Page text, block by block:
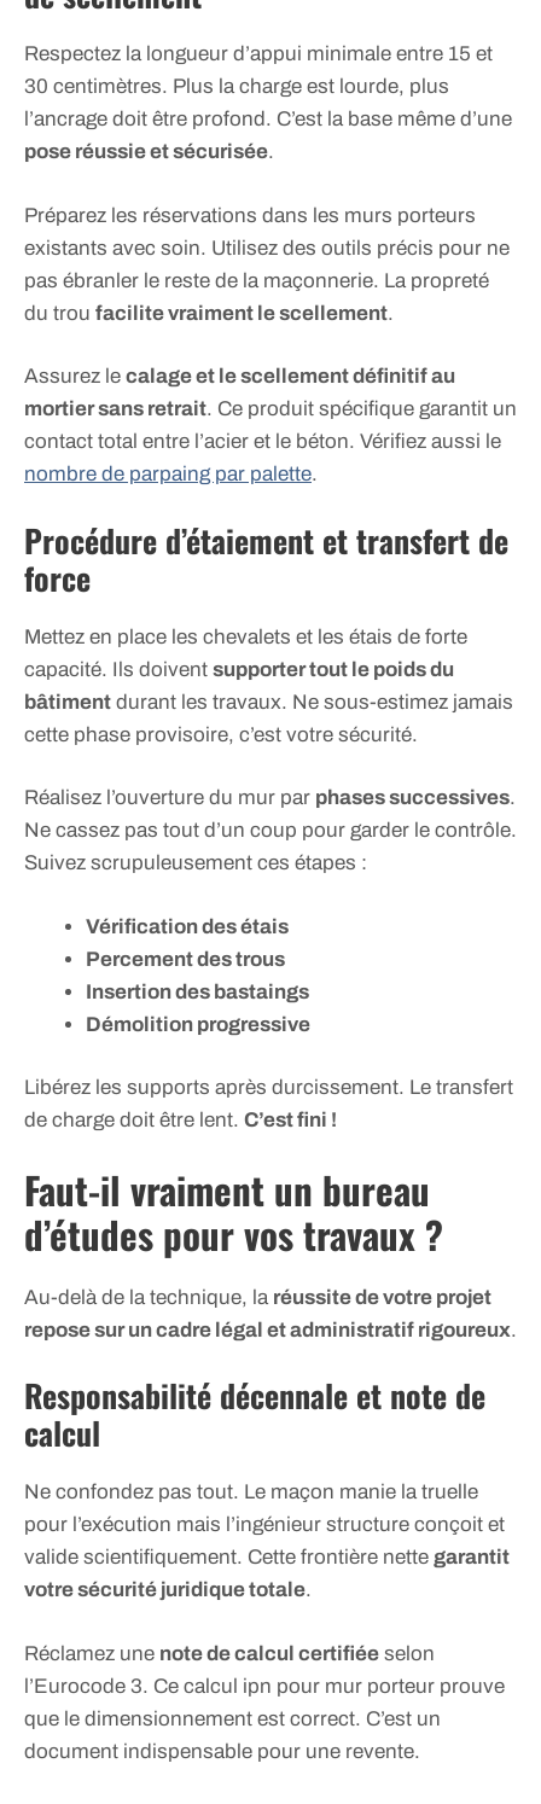
Respectez la longueur d’appui minimale entre 15 et
30 centimètres. Plus la charge est lourde, plus
l’ancrage doit être profond. C’est la base même d’une
pose réussie et sécurisée.
Préparez les réservations dans les murs porteurs
existants avec soin. Utilisez des outils précis pour ne
pas ébranler le reste de la maçonnerie. La propreté
du trou facilite vraiment le scellement.
Assurez le calage et le scellement définitif au
mortier sans retrait. Ce produit spécifique garantit un
contact total entre l’acier et le béton. Vérifiez aussi le
nombre de parpaing par palette.
Procédure d’étaiement et transfert de
force
Mettez en place les chevalets et les étais de forte
capacité. Ils doivent supporter tout le poids du
bâtiment durant les travaux. Ne sous-estimez jamais
cette phase provisoire, c’est votre sécurité.
Réalisez l’ouverture du mur par phases successives.
Ne cassez pas tout d’un coup pour garder le contrôle.
Suivez scrupuleusement ces étapes :
Vérification des étais
Percement des trous
Insertion des bastaings
Démolition progressive
Libérez les supports après durcissement. Le transfert
de charge doit être lent. C’est fini !
Faut-il vraiment un bureau
d’études pour vos travaux ?
Au-delà de la technique, la réussite de votre projet
repose sur un cadre légal et administratif rigoureux.
Responsabilité décennale et note de
calcul
Ne confondez pas tout. Le maçon manie la truelle
pour l’exécution mais l’ingénieur structure conçoit et
valide scientifiquement. Cette frontière nette garantit
votre sécurité juridique totale.
Réclamez une note de calcul certifiée selon
l’Eurocode 3. Ce calcul ipn pour mur porteur prouve
que le dimensionnement est correct. C’est un
document indispensable pour une revente.